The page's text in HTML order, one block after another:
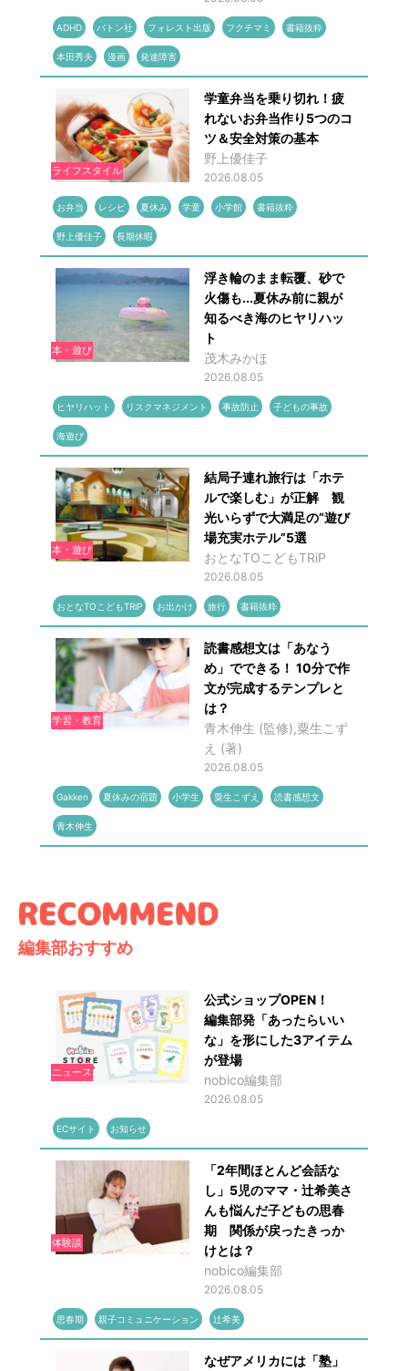
ADHD バトン社 フォレスト出版 フクチマミ 書籍抜粋
本田秀夫 漫画 発達障害
ライフスタイル
学童弁当を乗り切れ！疲
れないお弁当作り5つのコ
ツ＆安全対策の基本
野上優佳子
2026.08.05
お弁当 レシピ 夏休み 学童 小学館 書籍抜粋
野上優佳子 長期休暇
本・遊び
浮き輪のまま転覆、砂で
火傷も...夏休み前に親が
知るべき海のヒヤリハッ
ト
茂木みかほ
2026.08.05
ヒヤリハット リスクマネジメント 事故防止 子どもの事故
海遊び
本・遊び
結局子連れ旅行は「ホテ
ルで楽しむ」が正解 観
光いらずで大満足の“遊び
場充実ホテル”5選
おとなTOこどもTRiP
2026.08.05
おとなTOこどもTRiP お出かけ 旅行 書籍抜粋
学習・教育
読書感想文は「あなう
め」でできる！ 10分で作
文が完成するテンプレと
は？
青木伸生 (監修),粟生こず
え (著)
2026.08.05
Gakken 夏休みの宿題 小学生 粟生こずえ 読書感想文
青木伸生
編集部おすすめ
ニュース
公式ショップOPEN！
編集部発「あったらいい
な」を形にした3アイテム
が登場
nobico編集部
2026.08.05
ECサイト お知らせ
体験談
「2年間ほとんど会話な
し」5児のママ・辻希美さ
んも悩んだ子どもの思春
期 関係が戻ったきっか
けとは？
nobico編集部
2026.08.05
思春期 親子コミュニケーション 辻希美
なぜアメリカには「塾」